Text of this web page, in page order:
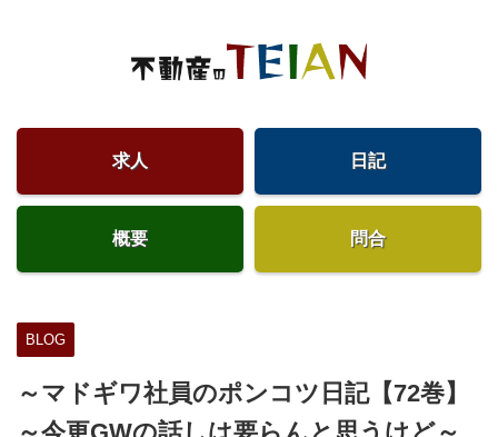
求人 日記
概要 問合
BLOG
～マドギワ社員のポンコツ日記【72巻】